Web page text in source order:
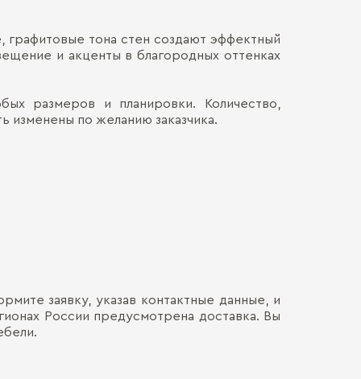
графитовые тона стен создают эффектный
и акценты в благородных оттенках
размеров и планировки. Количество,
изменены по желанию заказчика.
заявку, указав контактные данные, и
России предусмотрена доставка. Вы